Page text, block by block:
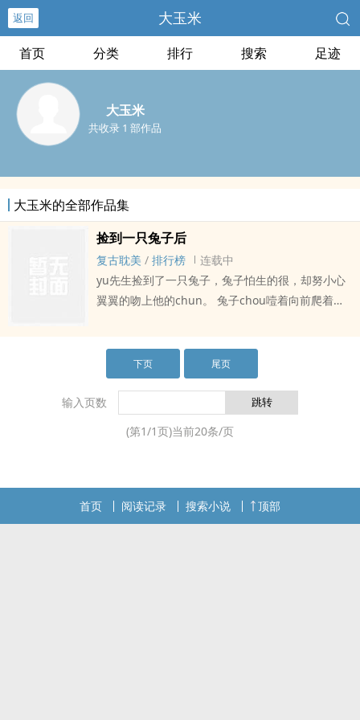
返回 大玉米
首页 分类 排行 搜索 足迹
大玉米
共收录 1 部作品
大玉米的全部作品集
捡到一只兔子后
复古耽美 / 排行榜
连载中
yu先生捡到了一只兔子，兔子怕生的很，却努小心
翼翼的吻上他的chun。 兔子chou噎着向前爬着，
下页 尾页
输入页数
(第1/1页)当前20条/页
首页 阅读记录 搜索小说 顶部